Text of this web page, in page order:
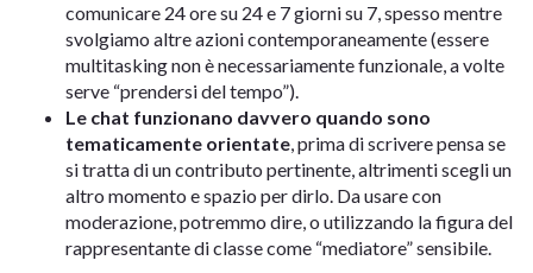
comunicare 24 ore su 24 e 7 giorni su 7, spesso mentre
svolgiamo altre azioni contemporaneamente (essere
multitasking non è necessariamente funzionale, a volte
serve “prendersi del tempo”).
Le chat funzionano davvero quando sono
tematicamente orientate, prima di scrivere pensa se
si tratta di un contributo pertinente, altrimenti scegli un
altro momento e spazio per dirlo. Da usare con
moderazione, potremmo dire, o utilizzando la figura del
rappresentante di classe come “mediatore” sensibile.